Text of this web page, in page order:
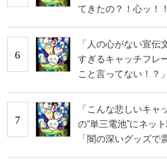
てきたの？！心ッ！
6
「人の心がない宣
すぎるキャッチフレ
こと言ってない！？
7
「こんな悲しいキ
の“単三電池”にネ
「闇の深いグッズで